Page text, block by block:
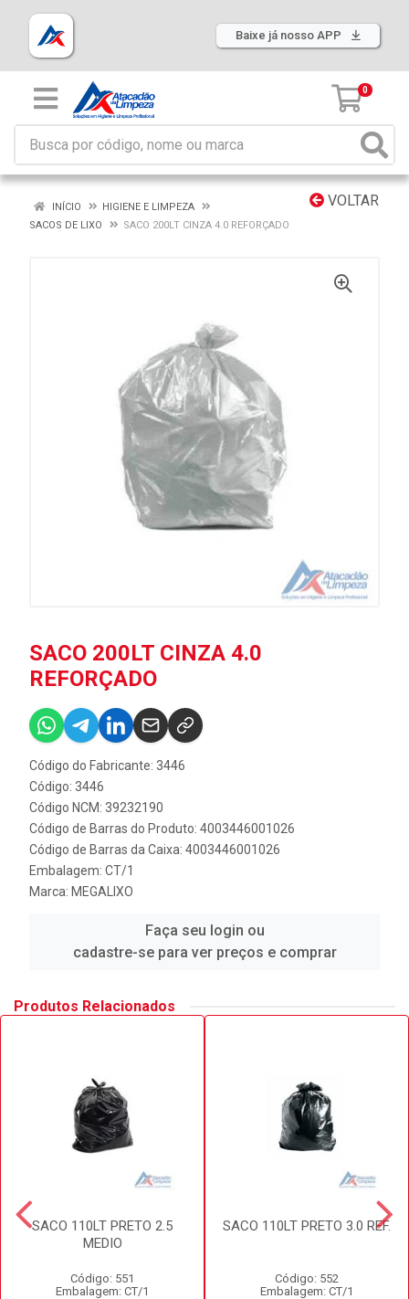
Baixe já nosso APP
0
VOLTAR
INÍCIO
HIGIENE E LIMPEZA
SACOS DE LIXO
SACO 200LT CINZA 4.0 REFORÇADO
SACO 200LT CINZA 4.0
REFORÇADO
Código do Fabricante: 3446
Código: 3446
Código NCM: 39232190
Código de Barras do Produto: 4003446001026
Código de Barras da Caixa: 4003446001026
Embalagem: CT/1
Marca: MEGALIXO
Faça seu login ou
cadastre-se para ver preços e comprar
Produtos Relacionados
SACO 110LT PRETO 2.5
MEDIO
Código: 551
Embalagem: CT/1
SACO 110LT PRETO 3.0 REF.
Código: 552
Embalagem: CT/1